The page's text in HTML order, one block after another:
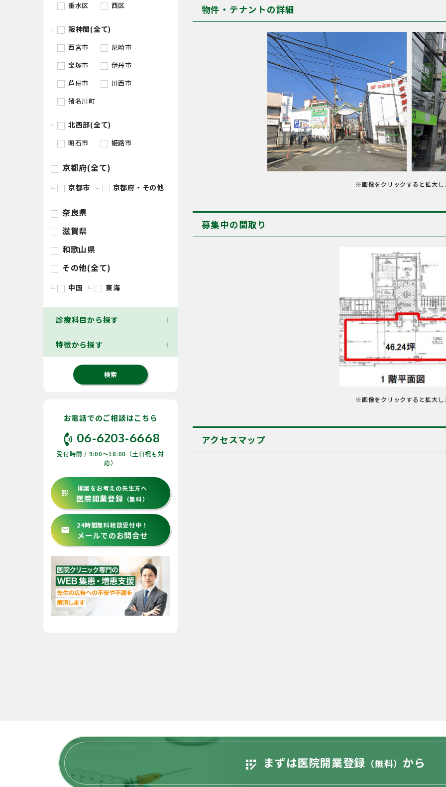
垂水区
西区
阪神間(全て)
西宮市
尼崎市
宝塚市
伊丹市
芦屋市
川西市
猪名川町
北西部(全て)
明石市 姫路市
京都府(全て)
京都市 京都府・その他
奈良県
滋賀県
和歌山県
その他(全て)
中国 東海
診療科目から探す
特徴から探す
お電話でのご相談はこちら
phone_in_talk06-6203-6668
受付時間 / 9:00〜18:00（土日祝も対
応）
app_registration
開業をお考えの先生方へ
医院開業登録 （無料）
email
24時間無料相談受付中！
メールでのお問合せ
物件・テナントの詳細
※画像をクリックすると拡大し
募集中の間取り
※画像をクリックすると拡大し
アクセスマップ
app_registration まずは医院開業登録 （無料） から